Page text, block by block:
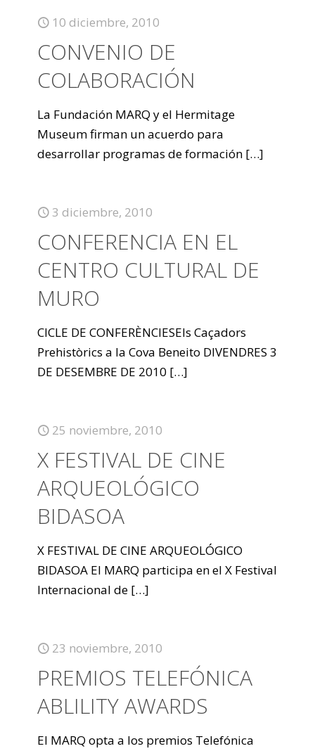
10 diciembre, 2010
CONVENIO DE
COLABORACIÓN
La Fundación MARQ y el Hermitage
Museum firman un acuerdo para
desarrollar programas de formación […]
3 diciembre, 2010
CONFERENCIA EN EL
CENTRO CULTURAL DE
MURO
CICLE DE CONFERÈNCIESEls Caçadors
Prehistòrics a la Cova Beneito DIVENDRES 3
DE DESEMBRE DE 2010 […]
25 noviembre, 2010
X FESTIVAL DE CINE
ARQUEOLÓGICO
BIDASOA
X FESTIVAL DE CINE ARQUEOLÓGICO
BIDASOA El MARQ participa en el X Festival
Internacional de […]
23 noviembre, 2010
PREMIOS TELEFÓNICA
ABLILITY AWARDS
El MARQ opta a los premios Telefónica